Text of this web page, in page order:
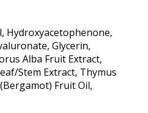
Hydroxyacetophenone,
Glycerin,
Alba Fruit Extract,
Stem Extract, Thymus
Fruit Oil,